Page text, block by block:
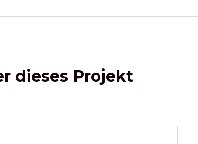
dieses Projekt